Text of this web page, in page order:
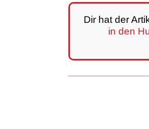
Dir hat der
in den